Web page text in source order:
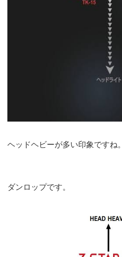
ヘッドヘビーが多い印象ですね。
ダンロップです。